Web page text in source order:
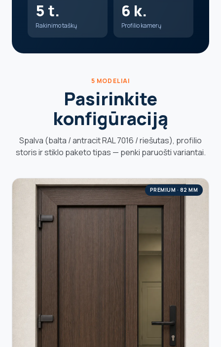
5 t.
Rakinimo taškų
6 k.
Profilio kamerų
5 MODELIAI
Pasirinkite
konfigūraciją
Spalva (balta / antracit RAL 7016 / riešutas), profilio
storis ir stiklo paketo tipas — penki paruošti variantai.
PREMIUM · 82 MM